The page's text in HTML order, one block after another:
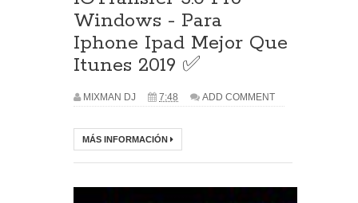
Windows - Para
Iphone Ipad Mejor Que
Itunes 2019 ✅
MIXMAN DJ 7:48 ADD COMMENT
MÁS INFORMACIÓN